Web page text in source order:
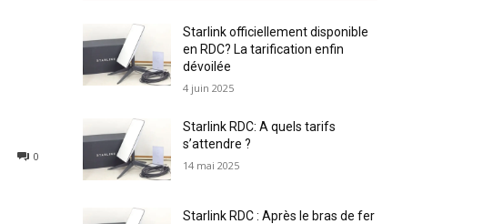
0
Starlink officiellement disponible
en RDC? La tarification enfin
dévoilée
4 juin 2025
Starlink RDC: A quels tarifs
s’attendre ?
14 mai 2025
Starlink RDC : Après le bras de fer